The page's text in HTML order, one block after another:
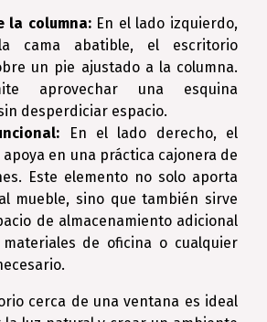
la columna:En el lado izquierdo,
cama abatible, el escritorio
un pie ajustado a la columna.
aprovechar una esquina
desperdiciar espacio.
En el lado derecho, el
en una práctica cajonera de
Este elemento no solo aporta
mueble, sino que también sirve
de almacenamiento adicional
de oficina o cualquier
cerca de una ventana es ideal